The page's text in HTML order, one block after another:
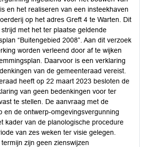
en het realiseren van een insteekhaven
op het adres Greft 4 te Warten. Dit
met het ter plaatse geldende
“Buitengebied 2008”. Aan dit verzoek
worden verleend door af te wijken
Daarvoor is een verklaring
van de gemeenteraad vereist.
heeft op 22 maart 2023 besloten de
van geen bedenkingen voor ter
te stellen. De aanvraag met de
en de ontwerp-omgevingsvergunning
kader van de planologische procedure
van zes weken ter visie gelegen.
zijn geen zienswijzen